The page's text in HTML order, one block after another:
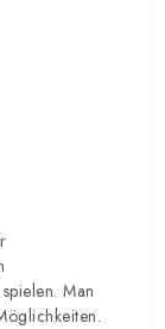
Man